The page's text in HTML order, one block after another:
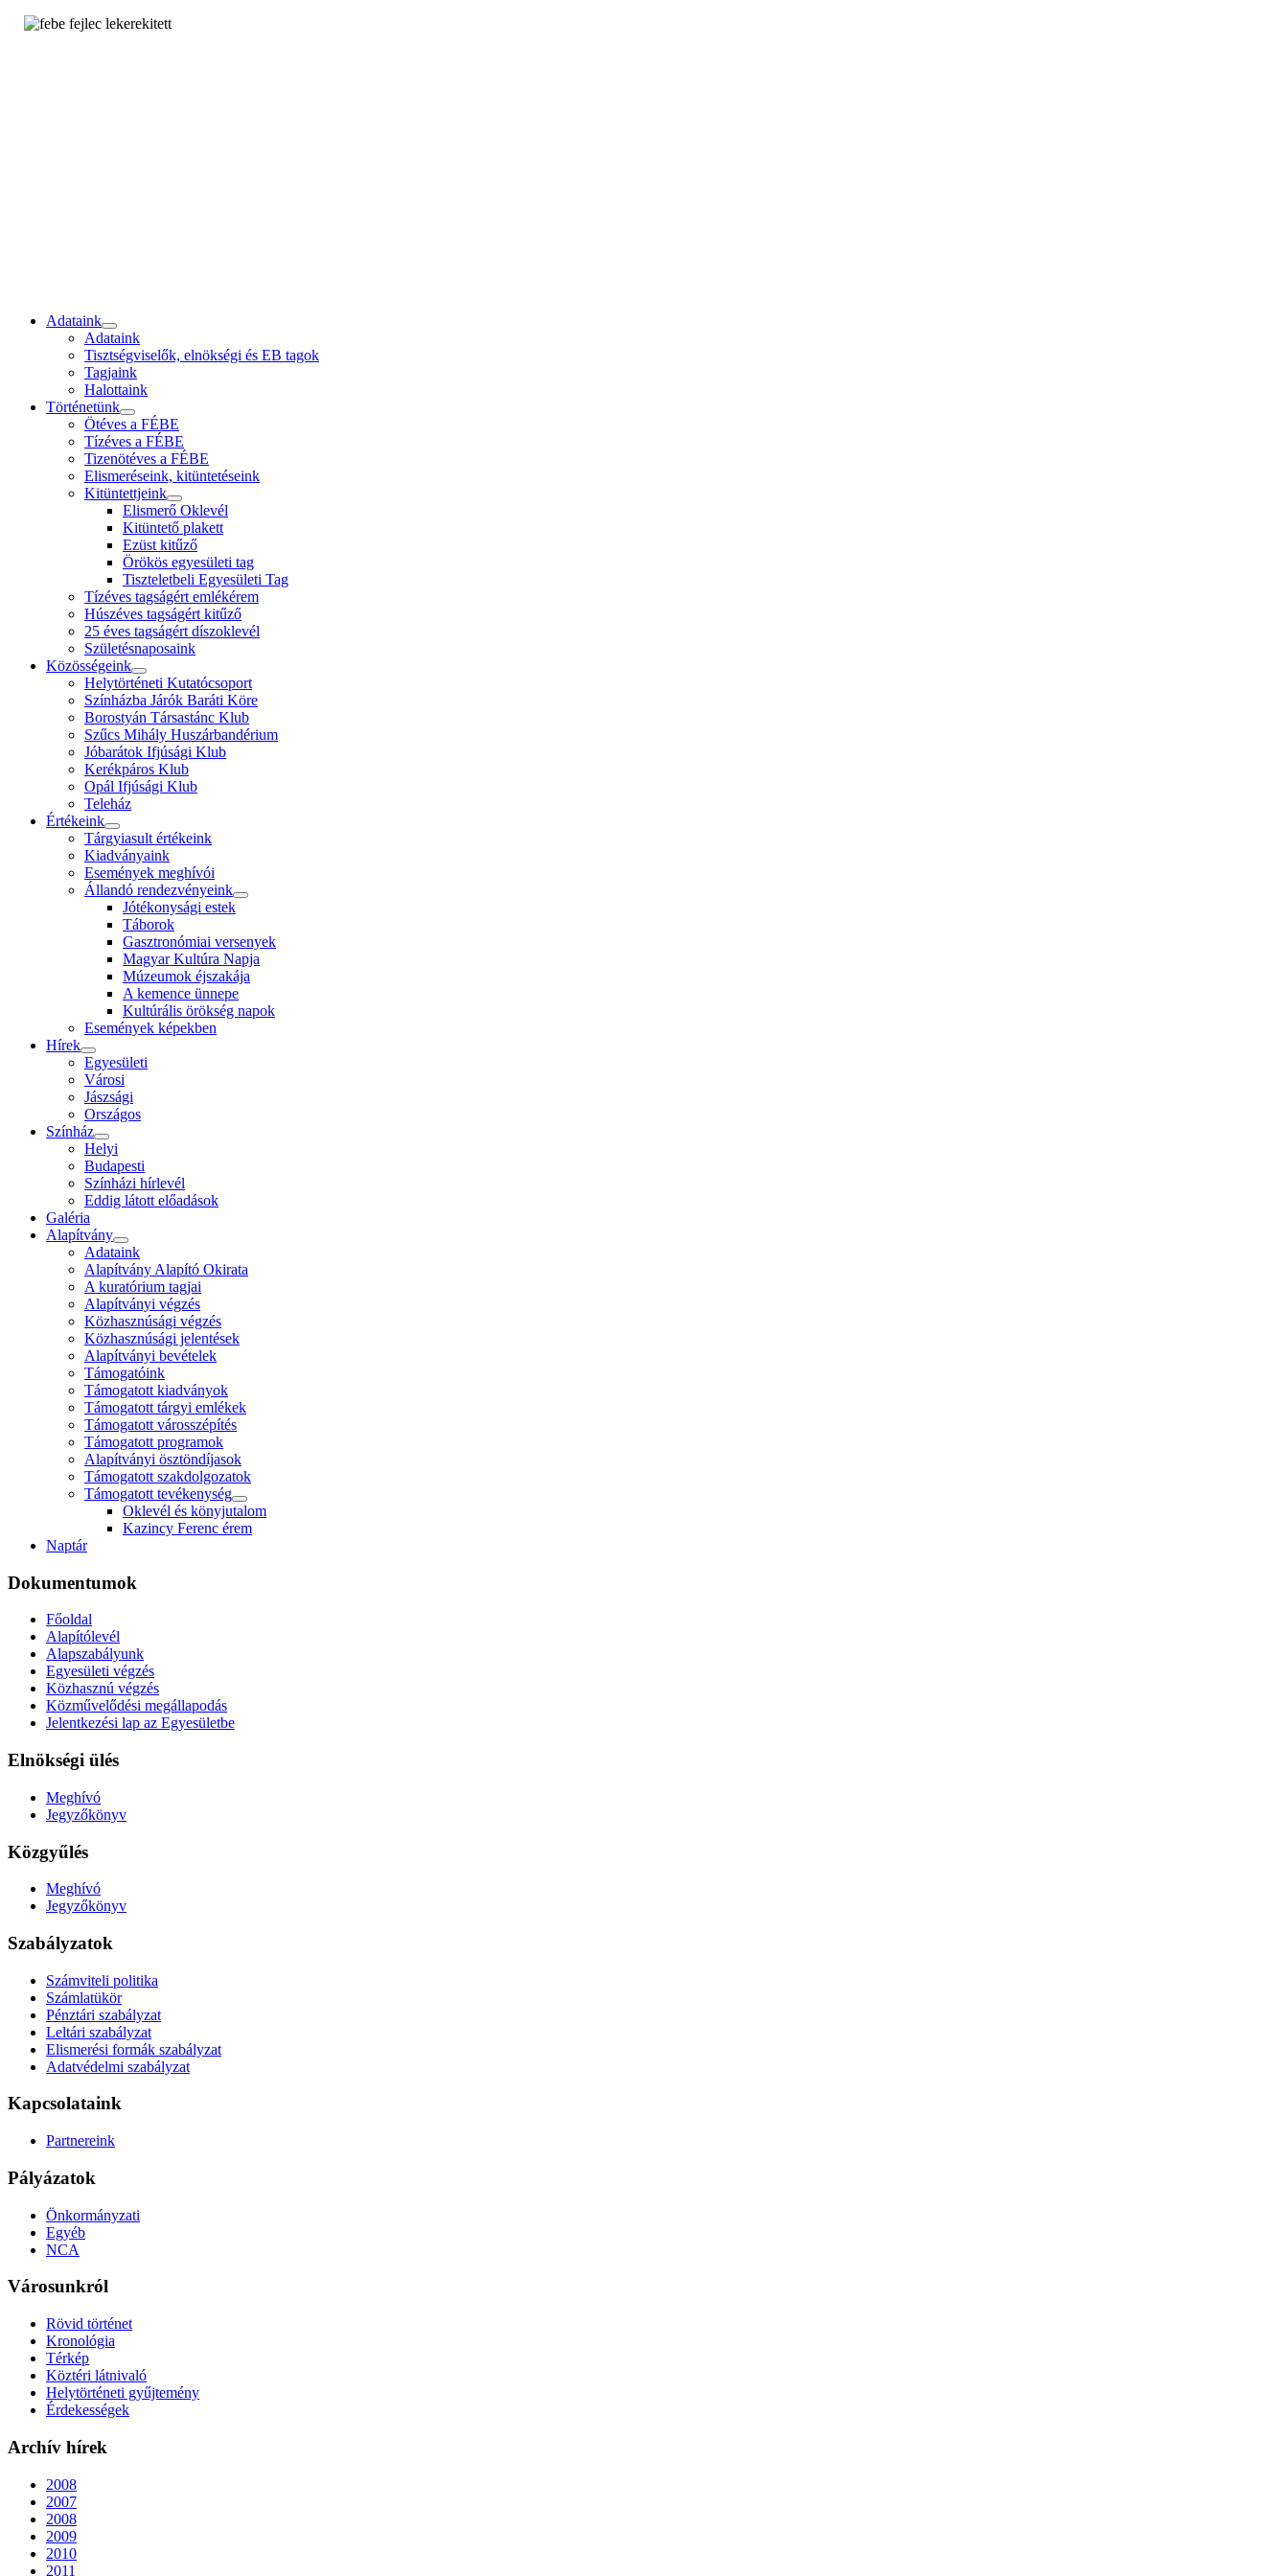
Adataink
Adataink
Tisztségviselők, elnökségi és EB tagok
Tagjaink
Halottaink
Történetünk
Ötéves a FÉBE
Tízéves a FÉBE
Tizenötéves a FÉBE
Elismeréseink, kitüntetéseink
Kitüntettjeink
Elismerő Oklevél
Kitüntető plakett
Ezüst kitűző
Örökös egyesületi tag
Tiszteletbeli Egyesületi Tag
Tízéves tagságért emlékérem
Húszéves tagságért kitűző
25 éves tagságért díszoklevél
Születésnaposaink
Közösségeink
Helytörténeti Kutatócsoport
Színházba Járók Baráti Köre
Borostyán Társastánc Klub
Szűcs Mihály Huszárbandérium
Jóbarátok Ifjúsági Klub
Kerékpáros Klub
Opál Ifjúsági Klub
Teleház
Értékeink
Tárgyiasult értékeink
Kiadványaink
Események meghívói
Állandó rendezvényeink
Jótékonysági estek
Táborok
Gasztronómiai versenyek
Magyar Kultúra Napja
Múzeumok éjszakája
A kemence ünnepe
Kultúrális örökség napok
Események képekben
Hírek
Egyesületi
Városi
Jászsági
Országos
Színház
Helyi
Budapesti
Színházi hírlevél
Eddig látott előadások
Galéria
Alapítvány
Adataink
Alapítvány Alapító Okirata
A kuratórium tagjai
Alapítványi végzés
Közhasznúsági végzés
Közhasznúsági jelentések
Alapítványi bevételek
Támogatóink
Támogatott kiadványok
Támogatott tárgyi emlékek
Támogatott városszépítés
Támogatott programok
Alapítványi ösztöndíjasok
Támogatott szakdolgozatok
Támogatott tevékenység
Oklevél és könyjutalom
Kazincy Ferenc érem
Naptár
Dokumentumok
Főoldal
Alapítólevél
Alapszabályunk
Egyesületi végzés
Közhasznú végzés
Közművelődési megállapodás
Jelentkezési lap az Egyesületbe
Elnökségi ülés
Meghívó
Jegyzőkönyv
Közgyűlés
Meghívó
Jegyzőkönyv
Szabályzatok
Számviteli politika
Számlatükör
Pénztári szabályzat
Leltári szabályzat
Elismerési formák szabályzat
Adatvédelmi szabályzat
Kapcsolataink
Partnereink
Pályázatok
Önkormányzati
Egyéb
NCA
Városunkról
Rövid történet
Kronológia
Térkép
Köztéri látnivaló
Helytörténeti gyűjtemény
Érdekességek
Archív hírek
2008
2007
2008
2009
2010
2011